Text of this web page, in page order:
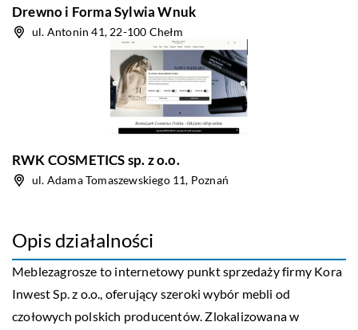
Drewno i Forma Sylwia Wnuk
ul. Antonin 41, 22-100 Chełm
RWK COSMETICS sp. z o.o.
ul. Adama Tomaszewskiego 11, Poznań
Opis działalności
Meblezagrosze to internetowy punkt sprzedaży firmy Kora
Inwest Sp. z o.o., oferujący szeroki wybór mebli od
czołowych polskich producentów. Zlokalizowana w